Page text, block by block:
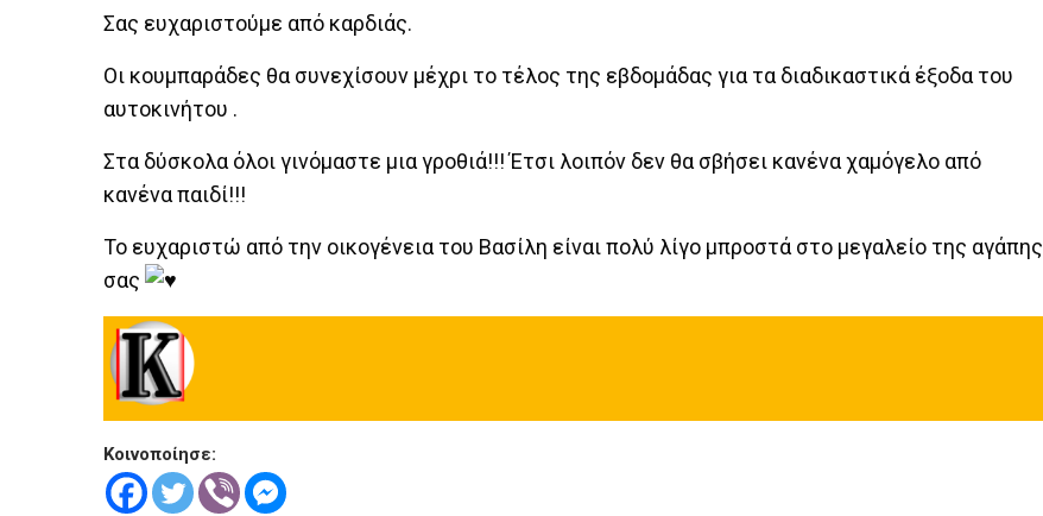
Σας ευχαριστούμε από καρδιάς.
Οι κουμπαράδες θα συνεχίσουν μέχρι το τέλος της εβδομάδας για τα διαδικαστικά έξοδα του
αυτοκινήτου .
Στα δύσκολα όλοι γινόμαστε μια γροθιά!!! Έτσι λοιπόν δεν θα σβήσει κανένα χαμόγελο από
κανένα παιδί!!!
Το ευχαριστώ από την οικογένεια του Βασίλη είναι πολύ λίγο μπροστά στο μεγαλείο της αγάπης
σας
Κοινοποίησε: